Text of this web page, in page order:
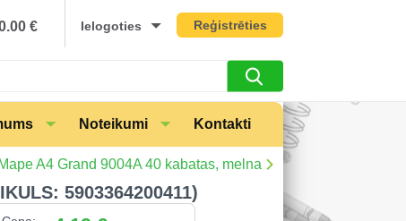
€ Ielogoties Reģistrēties
Noteikumi Kontakti
Mape A4 Grand 9004A 40 kabatas, melna
5903364200411)